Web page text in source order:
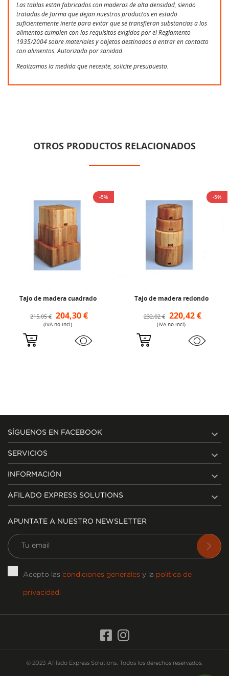
Las tablas están fabricados con maderas de alta densidad, siendo
tratadas de forma que dejan nuestros productos en estado
suficientemente inerte para evitar que se transfieran substancias a los
alimentos cumplen con los requisitos exigidos por el Reglamento
1935/2004 sobre materiales y objetos destinados a entrar en contacto
con alimentos. Autorizado por sanidad.
Realizamos la medida que necesite, solicite presupuesto.
OTROS PRODUCTOS RELACIONADOS
-5%
Tajo de madera cuadrado
215,05 € 204,30 €
(IVA no incl)
-5%
Tajo de madera redondo
232,02 € 220,42 €
(IVA no incl)
SÍGUENOS EN FACEBOOK 
SERVICIOS 
INFORMACIÓN 
AFILADO EXPRESS SOLUTIONS 
APUNTATE A NUESTRO NEWSLETTER
Acepto las condiciones generales y la política de
privacidad
© 2023 Afilado Express Solutions. Todos los derechos reservados.